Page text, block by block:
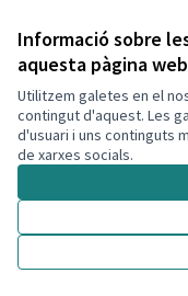
Informació sobre
aquesta pàgina web
Utilitzem galetes en el
contingut d'aquest. Les
d'usuari i uns continguts
de xarxes socials.
Termes i condicions d'ús
Configuració de les
Decidim Calafell a X
(Enllaç extern)
Decidim Calafell a
DecidimDecidim
(Enllaç
Web creada ambprogramari